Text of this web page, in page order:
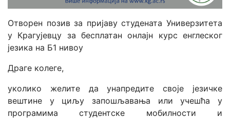
Отворен позив за пријаву студената Универзитета
у Крагујевцу за бесплатан онлајн курс енглеског
језика на Б1 нивоу
Драге колеге,
уколико желите да унапредите своје језичке
вештине у циљу запошљавања или учешћа у
програмима студентске мобилности и